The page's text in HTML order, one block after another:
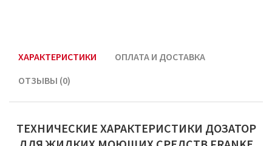
ХАРАКТЕРИСТИКИ
ОПЛАТА И ДОСТАВКА
ОТЗЫВЫ (0)
ТЕХНИЧЕСКИЕ ХАРАКТЕРИСТИКИ ДОЗАТОР